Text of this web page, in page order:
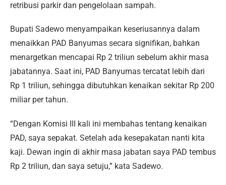
retribusi parkir dan pengelolaan sampah.
Bupati Sadewo menyampaikan keseriusannya dalam
menaikkan PAD Banyumas secara signifikan, bahkan
menargetkan mencapai Rp 2 triliun sebelum akhir masa
jabatannya. Saat ini, PAD Banyumas tercatat lebih dari
Rp 1 triliun, sehingga dibutuhkan kenaikan sekitar Rp 200
miliar per tahun.
“Dengan Komisi III kali ini membahas tentang kenaikan
PAD, saya sepakat. Setelah ada kesepakatan nanti kita
kaji. Dewan ingin di akhir masa jabatan saya PAD tembus
Rp 2 triliun, dan saya setuju,” kata Sadewo.